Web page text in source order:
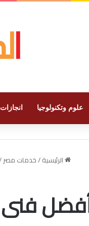
علوم وتكنولوجيا
الرئيسية/خدمات مصر